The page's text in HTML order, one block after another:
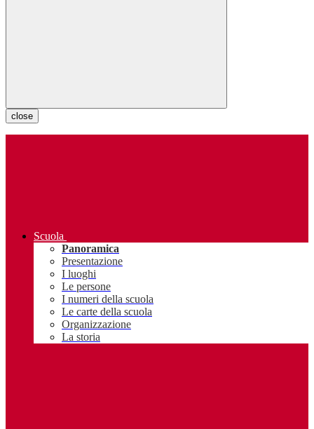
close
Scuola
Panoramica
Presentazione
I luoghi
Le persone
I numeri della scuola
Le carte della scuola
Organizzazione
La storia